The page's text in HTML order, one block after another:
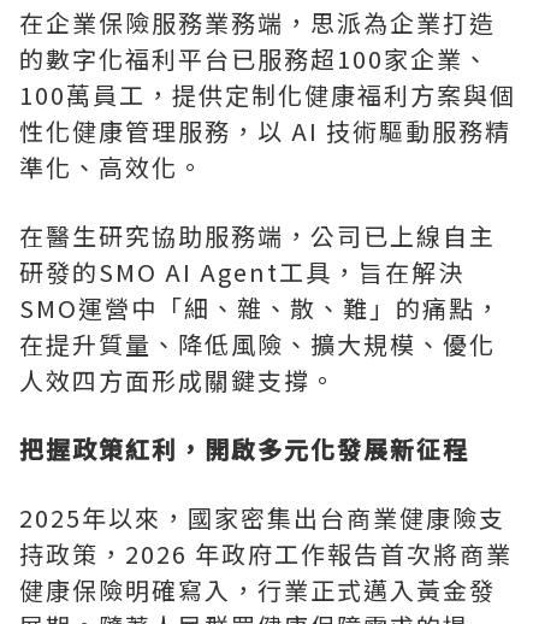
在企業保險服務業務端，思派為企業打造
的數字化福利平台已服務超100家企業、
100萬員工，提供定制化健康福利方案與個
性化健康管理服務，以 AI 技術驅動服務精
準化、高效化。
在醫生研究協助服務端，公司已上線自主
研發的SMO AI Agent工具，旨在解決
SMO運營中「細、雜、散、難」的痛點，
在提升質量、降低風險、擴大規模、優化
人效四方面形成關鍵支撐。
把握政策紅利，開啟多元化發展新征程
2025年以來，國家密集出台商業健康險支
持政策，2026 年政府工作報告首次將商業
健康保險明確寫入，行業正式邁入黃金發